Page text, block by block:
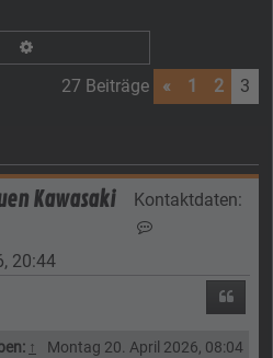
27 Beiträge « 1 2 3
Kawasaki
Kontaktdaten:
20:44
↑ Montag 20. April 2026, 08:04